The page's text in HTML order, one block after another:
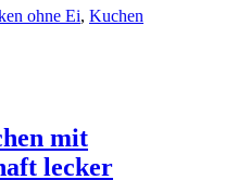
ohne Ei, Kuchen
mit
lecker